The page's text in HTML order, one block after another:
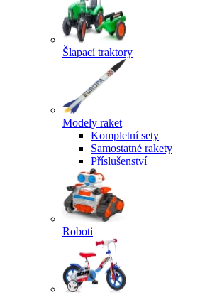
Šlapací traktory
Modely raket
Kompletní sety
Samostatné rakety
Příslušenství
Roboti